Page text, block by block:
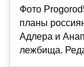
Фото
планы
Адлера и
лежбища.